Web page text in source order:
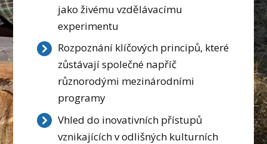
jako živému vzdělávacímu
experimentu
Rozpoznání klíčových principů, které
zůstávají společné napříč
různorodými mezinárodními
programy
Vhled do inovativních přístupů
vznikajících v odlišných kulturních